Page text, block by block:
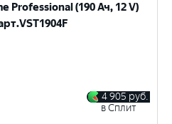
Professional (190 Ач, 12 V)
4 905 руб.
в Сплит